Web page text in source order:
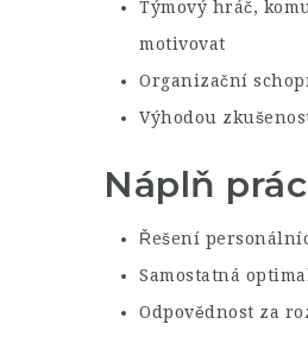
Týmový hráč,
motivovat
Organizační
Výhodou
Náplň
Řešení
Samostatná
Odpovědnost za